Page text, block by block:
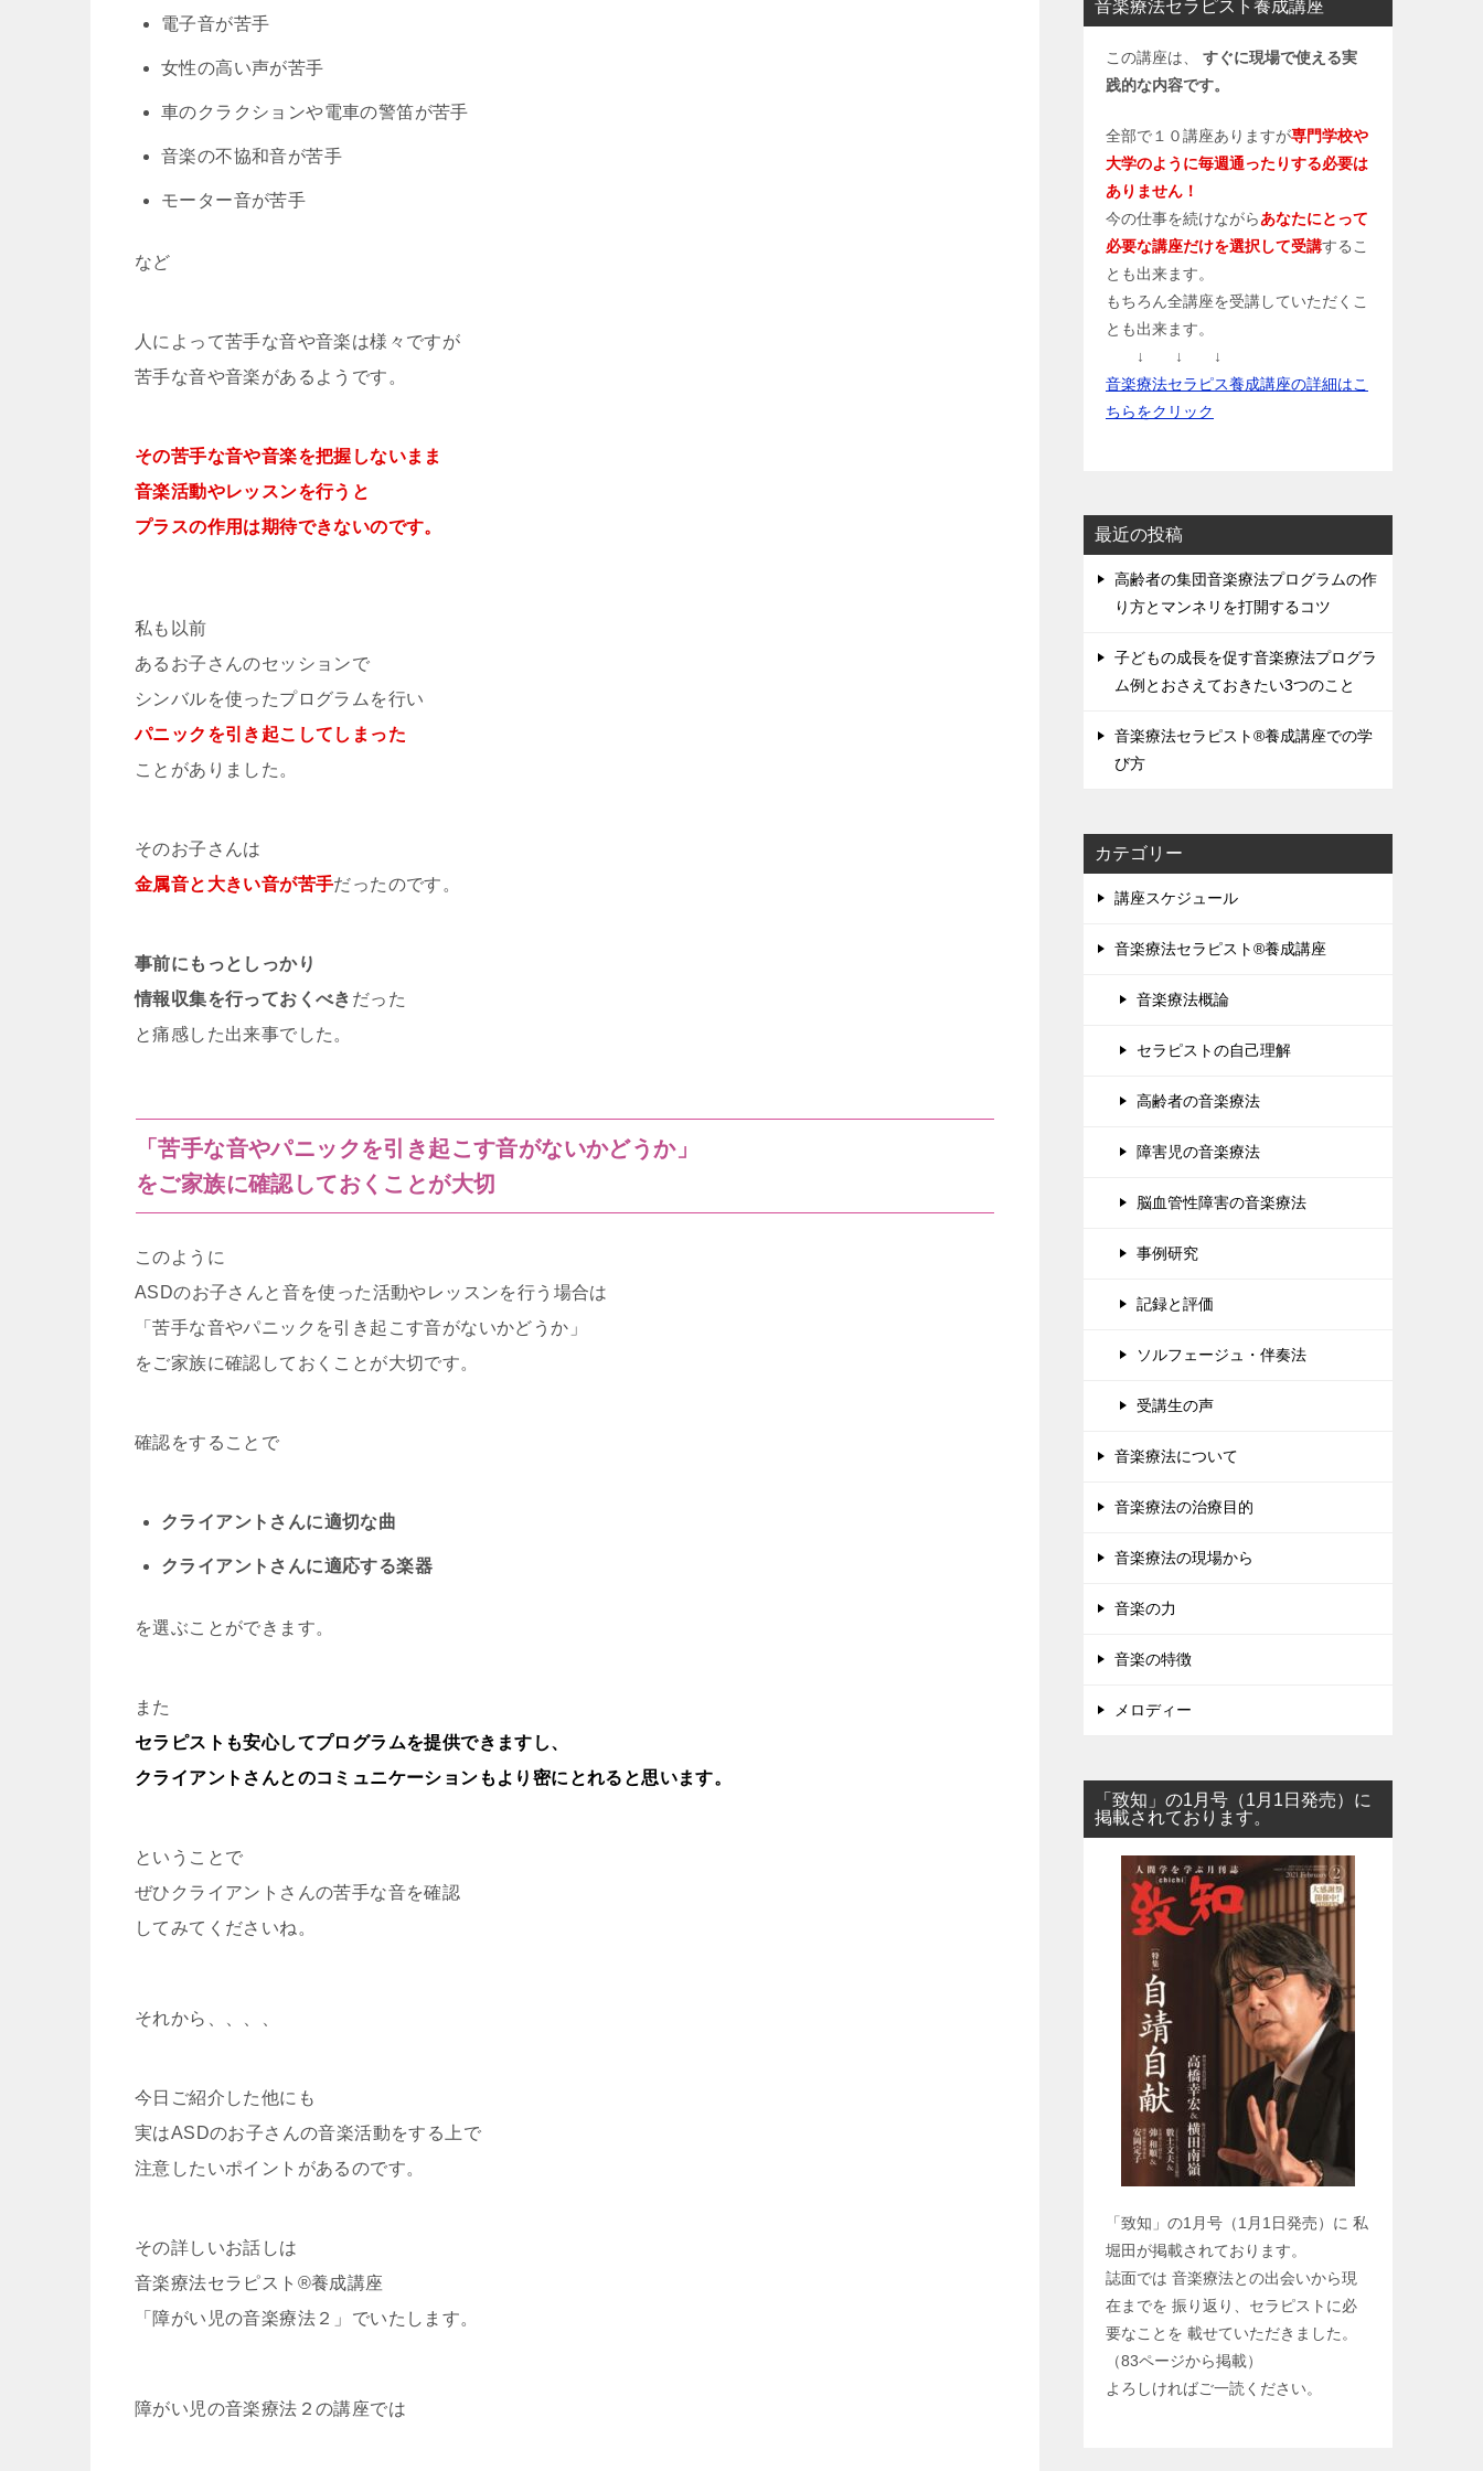
電子音が苦手
女性の高い声が苦手
車のクラクションや電車の警笛が苦手
音楽の不協和音が苦手
モーター音が苦手
など
人によって苦手な音や音楽は様々ですが
苦手な音や音楽があるようです。
その苦手な音や音楽を把握しないまま
音楽活動やレッスンを行うと
プラスの作用は期待できないのです。
私も以前
あるお子さんのセッションで
シンバルを使ったプログラムを行い
パニックを引き起こしてしまった
ことがありました。
そのお子さんは
金属音と大きい音が苦手だったのです。
事前にもっとしっかり
情報収集を行っておくべき だった
と痛感した出来事でした。
「苦手な音やパニックを引き起こす音がないかどうか」
をご家族に確認しておくことが大切
このように
ASDのお子さんと音を使った活動やレッスンを行う場合は
「苦手な音やパニックを引き起こす音がないかどうか」
をご家族に確認しておくことが大切です。
確認をすることで
クライアントさんに適切な曲
クライアントさんに適応する楽器
を選ぶことができます。
また
セラピストも安心してプログラムを提供できますし、
クライアントさんとのコミュニケーションもより密にとれると思います。
ということで
ぜひクライアントさんの苦手な音を確認
してみてくださいね。
それから、、、、
今日ご紹介した他にも
実はASDのお子さんの音楽活動をする上で
注意したいポイントがあるのです。
その詳しいお話しは
音楽療法セラピスト®養成講座
「障がい児の音楽療法２」でいたします。
障がい児の音楽療法２の講座では
音楽療法セラピスト養成講座
この講座は、 すぐに現場で使える実
践的な内容です。
全部で１０講座ありますが専門学校や
大学のように毎週通ったりする必要は
ありません！
今の仕事を続けながらあなたにとって
必要な講座だけを選択して受講するこ
とも出来ます。
もちろん全講座を受講していただくこ
とも出来ます。
↓ ↓ ↓
音楽療法セラピス養成講座の詳細はこ
ちらをクリック
最近の投稿
高齢者の集団音楽療法プログラムの作
り方とマンネリを打開するコツ
子どもの成長を促す音楽療法プログラ
ム例とおさえておきたい3つのこと
音楽療法セラピスト®養成講座での学
び方
カテゴリー
講座スケジュール
音楽療法セラピスト®養成講座
音楽療法概論
セラピストの自己理解
高齢者の音楽療法
障害児の音楽療法
脳血管性障害の音楽療法
事例研究
記録と評価
ソルフェージュ・伴奏法
受講生の声
音楽療法について
音楽療法の治療目的
音楽療法の現場から
音楽の力
音楽の特徴
メロディー
「致知」の1月号（1月1日発売）に
掲載されております。
「致知」の1月号（1月1日発売）に 私
堀田が掲載されております。
誌面では 音楽療法との出会いから現
在までを 振り返り、セラピストに必
要なことを 載せていただきました。
（83ページから掲載）
よろしければご一読ください。